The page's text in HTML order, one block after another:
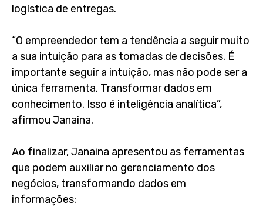
logística de entregas.
“O empreendedor tem a tendência a seguir muito
a sua intuição para as tomadas de decisões. É
importante seguir a intuição, mas não pode ser a
única ferramenta. Transformar dados em
conhecimento. Isso é inteligência analítica”,
afirmou Janaina.
Ao finalizar, Janaina apresentou as ferramentas
que podem auxiliar no gerenciamento dos
negócios, transformando dados em
informações: